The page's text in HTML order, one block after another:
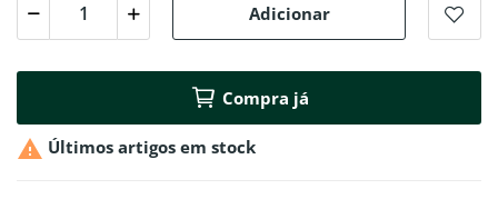
Adicionar
Compra já
 Últimos artigos em stock